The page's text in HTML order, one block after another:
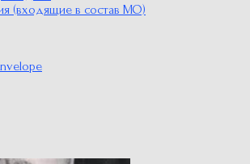
(входящие в состав МО)